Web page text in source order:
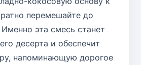
перемешайте до
эта смесь станет
десерта и обеспечит
напоминающую дорогое